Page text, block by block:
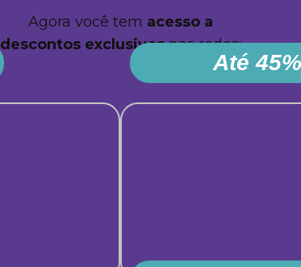
Agora você tem acesso a
descontos exclusivosnas redes:
Até